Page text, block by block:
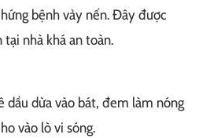
bệnh vảy nến. Đây được
nhà khá an toàn.
dầu dừa vào bát, đem làm nóng
vào lò vi sóng.